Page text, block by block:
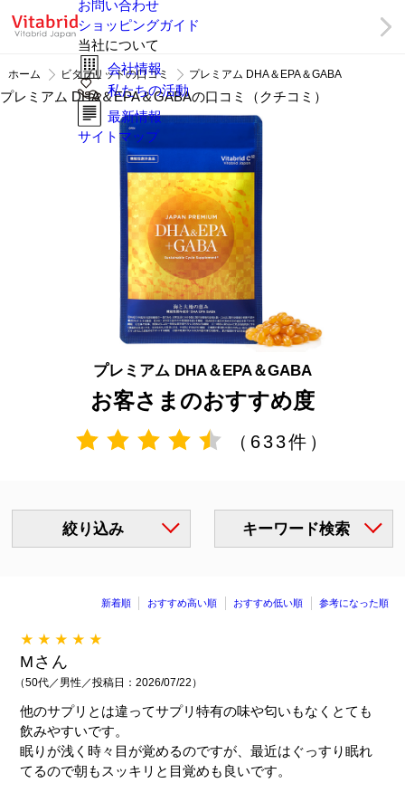
お問い合わせ
ショッピングガイド
当社について
会社情報
私たちの活動
最新情報
サイトマップ
ホーム ビタブリッドの口コミ プレミアム DHA＆EPA＆GABA
プレミアム DHA＆EPA＆GABAの口コミ（クチコミ）
プレミアム DHA＆EPA＆GABA
お客さまのおすすめ度
（633件）
絞り込み キーワード検索
新着順 おすすめ高い順 おすすめ低い順 参考になった順
★★★★★
Mさん
（50代／男性／投稿日：2026/07/22）
他のサプリとは違ってサプリ特有の味や匂いもなくとても
飲みやすいです。
眠りが浅く時々目が覚めるのですが、最近はぐっすり眠れ
てるので朝もスッキリと目覚めも良いです。